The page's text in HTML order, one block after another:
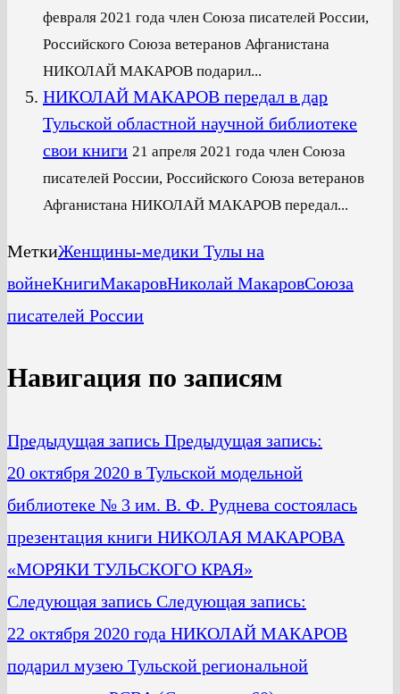
февраля 2021 года член Союза писателей России,
Российского Союза ветеранов Афганистана
НИКОЛАЙ МАКАРОВ подарил...
НИКОЛАЙ МАКАРОВ передал в дар
Тульской областной научной библиотеке
свои книги 21 апреля 2021 года член Союза
писателей России, Российского Союза ветеранов
Афганистана НИКОЛАЙ МАКАРОВ передал...
МеткиЖенщины-медики Тулы на
войнеКнигиМакаровНиколай МакаровСоюза
писателей России
Навигация по записям
Предыдущая запись Предыдущая запись:
20 октября 2020 в Тульской модельной
библиотеке № 3 им. В. Ф. Руднева состоялась
презентация книги НИКОЛАЯ МАКАРОВА
«МОРЯКИ ТУЛЬСКОГО КРАЯ»
Следующая запись Следующая запись:
22 октября 2020 года НИКОЛАЙ МАКАРОВ
подарил музею Тульской региональной